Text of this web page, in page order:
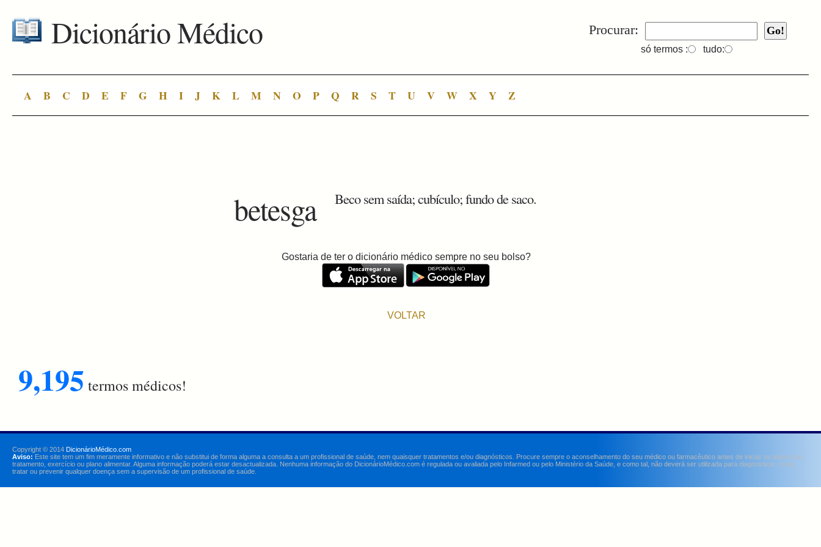
Procurar:
só termos : tudo:
Dicionário Médico
A B C D E F G H I J K L M N O P Q R S T U V W X Y Z
betesga Beco sem saída; cubículo; fundo de saco.
Gostaria de ter o dicionário médico sempre no seu bolso?
VOLTAR
9,195 termos médicos!
Copyright © 2014 DicionárioMédico.com
Aviso: Este site tem um fim meramente informativo e não substitui de forma alguma a consulta a um profissional de saúde, nem quaisquer tratamentos e/ou diagnósticos. Procure sempre o aconselhamento do seu médico ou farmacêutico antes de iniciar ou alterar um
tratamento, exercício ou plano alimentar. Alguma informação poderá estar desactualizada. Nenhuma informação do DicionárioMédico.com é regulada ou avaliada pelo Infarmed ou pelo Ministério da Saúde, e como tal, não deverá ser utilizada para diagnosticar, curar,
tratar ou prevenir qualquer doença sem a supervisão de um profissional de saúde.